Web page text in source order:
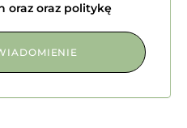
oraz oraz politykę